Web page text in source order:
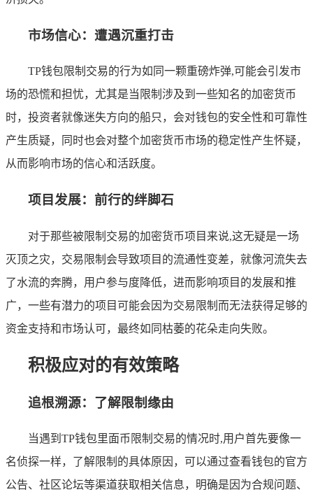
市场信心：遭遇沉重打击
TP钱包限制交易的行为如同一颗重磅炸弹,可能会引发市
场的恐慌和担忧，尤其是当限制涉及到一些知名的加密货币
时，投资者就像迷失方向的船只，会对钱包的安全性和可靠性
产生质疑，同时也会对整个加密货币市场的稳定性产生怀疑，
从而影响市场的信心和活跃度。
项目发展：前行的绊脚石
对于那些被限制交易的加密货币项目来说,这无疑是一场
灭顶之灾，交易限制会导致项目的流通性变差，就像河流失去
了水流的奔腾，用户参与度降低，进而影响项目的发展和推
广，一些有潜力的项目可能会因为交易限制而无法获得足够的
资金支持和市场认可，最终如同枯萎的花朵走向失败。
积极应对的有效策略
追根溯源：了解限制缘由
当遇到TP钱包里面币限制交易的情况时,用户首先要像一
名侦探一样，了解限制的具体原因，可以通过查看钱包的官方
公告、社区论坛等渠道获取相关信息，明确是因为合规问题、